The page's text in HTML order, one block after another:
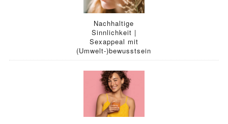
Nachhaltige
Sinnlichkeit |
Sexappeal mit
(Umwelt-)bewusstsein